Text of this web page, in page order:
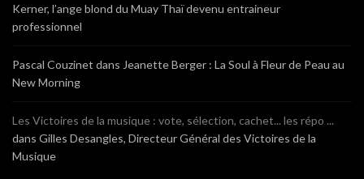
Kerner, l’ange blond du Muay Thaï devenu entraineur
professionnel
Pascal Couzinet dans Jeanette Berger : La Soul à Fleur de Peau au
New Morning
Les Victoires de la musique : vote, sélection, cachet... les répo ...
dans Gilles Desangles, Directeur Général des Victoires de la
Musique